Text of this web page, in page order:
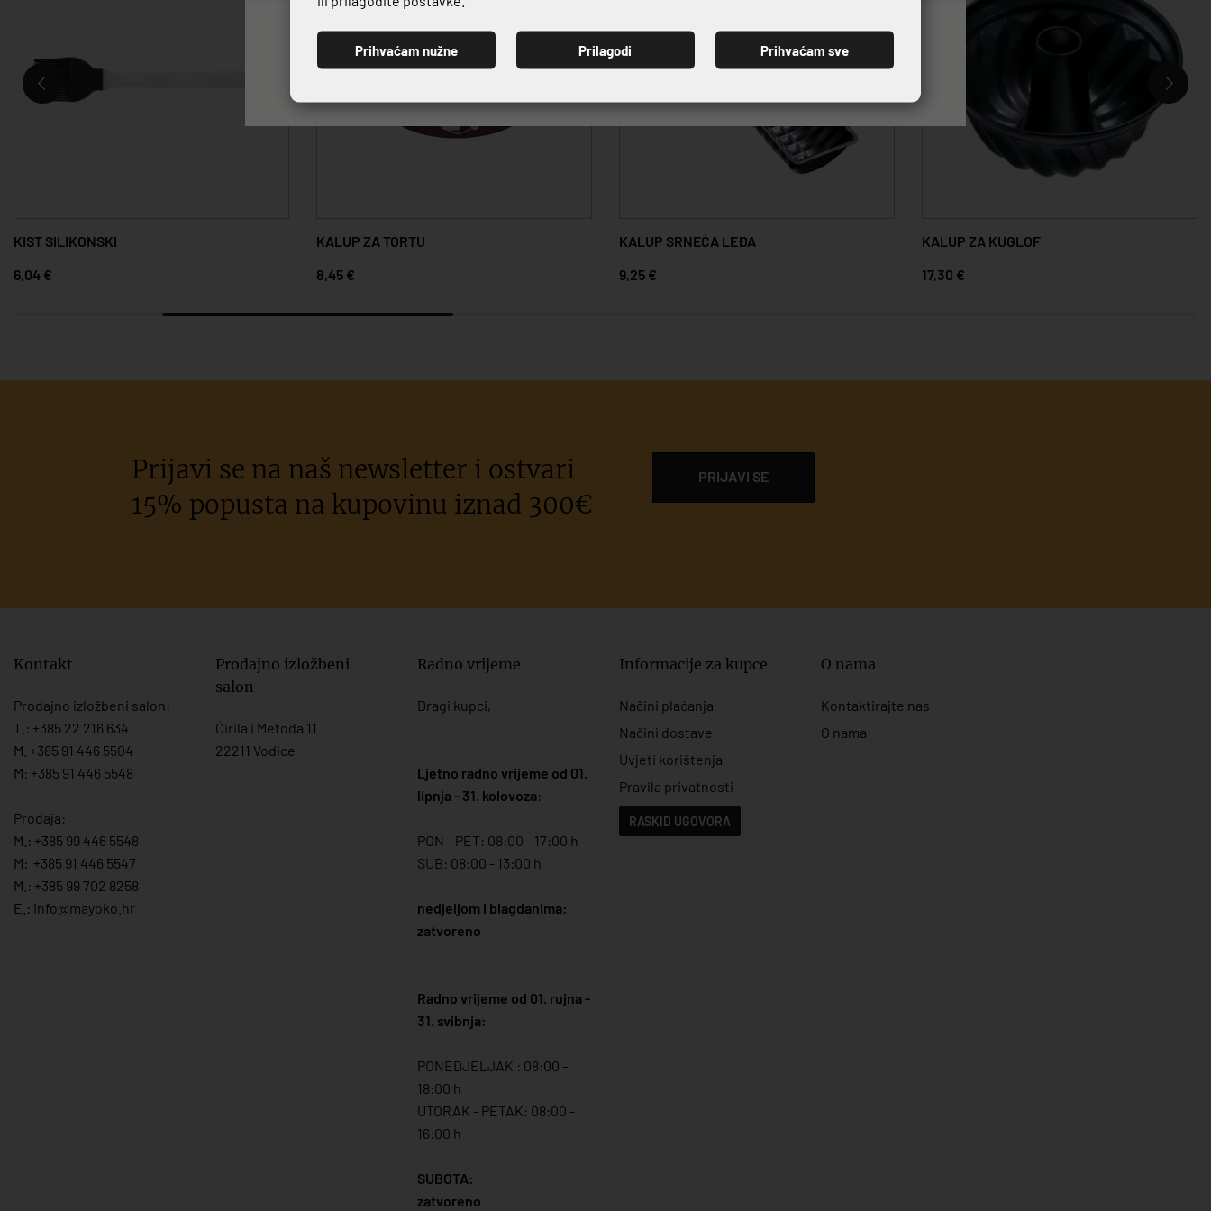
KIST SILIKONSKI
6,04 €
KALUP ZA TORTU
8,45 €
KALUP SRNEĆA LEĐA
9,25 €
KALUP ZA KUGLOF
17,30 €
Prijavi se na naš newsletter i ostvari
15% popusta na kupovinu iznad 300€
PRIJAVI SE
Kontakt
Prodajno izložbeni salon:
T.: +385 22 216 634
M. +385 91 446 5504
M: +385 91 446 5548
Prodaja:
M.: +385 99 446 5548
M: +385 91 446 5547
M.: +385 99 702 8258
E.: info@mayoko. hr
Prodajno izložbeni
salon
Ćirila i Metoda 11
22211 Vodice
Radno vrijeme
Dragi kupci,
Ljetno radno vrijeme od 01.
lipnja - 31. kolovoza:
PON - PET: 08:00 - 17:00 h
SUB: 08:00 - 13:00 h
nedjeljom i blagdanima:
zatvoreno
Radno vrijeme od 01. rujna -
31. svibnja:
PONEDJELJAK : 08:00 -
18:00 h
UTORAK - PETAK: 08:00 -
16:00 h
SUBOTA:
zatvoreno
Informacije za kupce
Načini plaćanja
Načini dostave
Uvjeti korištenja
Pravila privatnosti
RASKID UGOVORA
O nama
Kontaktirajte nas
O nama
PRIJAVI SE
Prihvaćam nužne Prilagodi Prihvaćam sve